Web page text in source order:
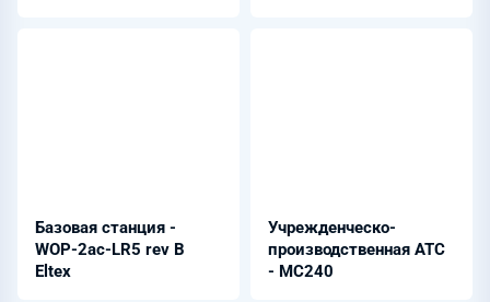
Базовая станция -
WOP-2ac-LR5 rev B
Eltex
Учрежденческо-
производственная АТС
- МС240